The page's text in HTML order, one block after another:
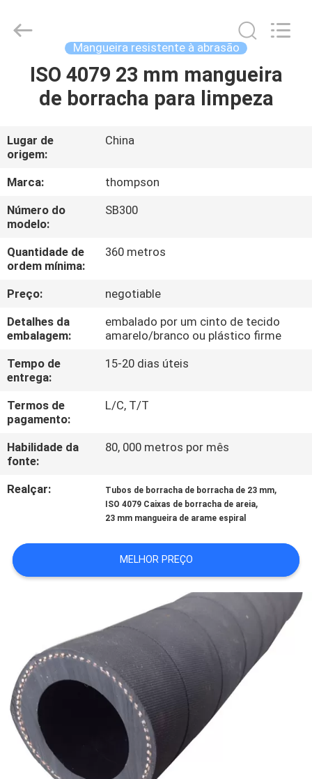
CASA
SOBRE
NÓS
EXCURSÃO
DA
CONTROLE
DA
QUALIDADE
CONTACTE-
NOS
PEÇA
NOTÍCIA
fornecedor.
Copyright
wirehydraulichose.com.
ECER
Mangueira resistente à abrasão
ISO 4079 23 mm mangueira
de borracha para limpeza
Lugar de
origem:
China
Marca:
thompson
Número do
modelo:
SB300
Quantidade de
ordem mínima:
360 metros
Preço:
negotiable
Detalhes da
embalagem:
embalado por um cinto de tecido
amarelo/branco ou plástico firme
Tempo de
entrega:
15-20 dias úteis
Termos de
pagamento:
L/C, T/T
Habilidade da
fonte:
80, 000 metros por mês
Realçar: Tubos de borracha de borracha de 23 mm,
ISO 4079 Caixas de borracha de areia,
23 mm mangueira de arame espiral
MELHOR PREÇO